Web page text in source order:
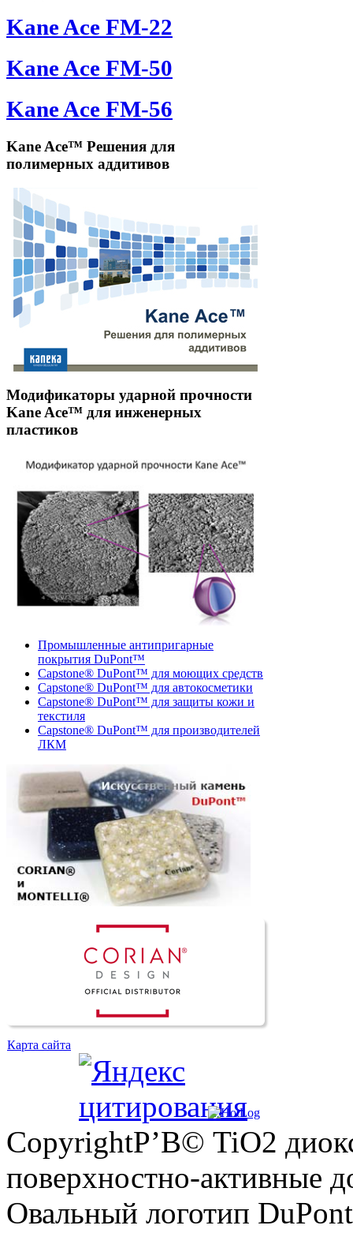
Kane Ace FM-22
Kane Ace FM-50
Kane Ace FM-56
Kane Ace™ Решения для
полимерных аддитивов
Модификаторы ударной прочности
Kane Ace™ для инженерных
пластиков
Промышленные антипригарные
покрытия DuPont™
Capstone® DuPont™ для моющих средств
Capstone® DuPont™ для автокосметики
Capstone® DuPont™ для защиты кожи и
текстиля
Capstone® DuPont™ для производителей
ЛКМ
Карта сайта
CopyrightР’В© TiO2
поверхностно-активные
Овальный логотип